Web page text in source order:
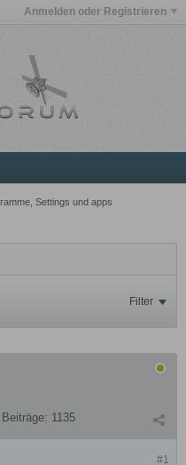
Anmelden oder Registrieren
Settings und apps
Filter
Beiträge: 1135
#1